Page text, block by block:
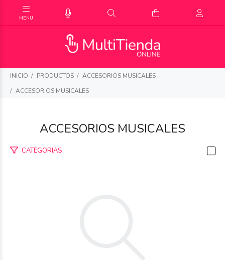
INICIO PRODUCTOS
ACCESORIOS MUSICALES
ACCESORIOS MUSICALES
ACCESORIOS MUSICALES
CATEGORIAS